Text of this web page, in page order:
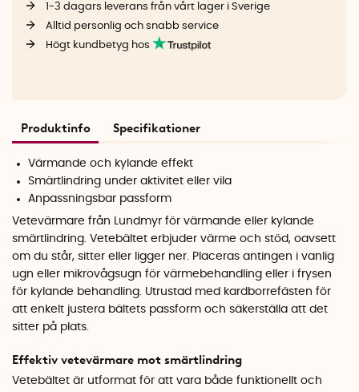
1-3 dagars leverans från vårt lager i Sverige
Alltid personlig och snabb service
Högt kundbetyg hos
Produktinfo Specifikationer
Värmande och kylande effekt
Smärtlindring under aktivitet eller vila
Anpassningsbar passform
Vetevärmare från Lundmyr för värmande eller kylande
smärtlindring. Vetebältet erbjuder värme och stöd, oavsett
om du står, sitter eller ligger ner. Placeras antingen i vanlig
ugn eller mikrovågsugn för värmebehandling eller i frysen
för kylande behandling. Utrustad med kardborrefästen för
att enkelt justera bältets passform och säkerställa att det
sitter på plats.
Effektiv vetevärmare mot smärtlindring
Vetebältet är utformat för att vara både funktionellt och